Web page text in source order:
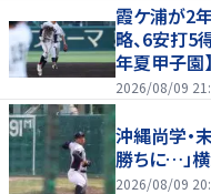
霞ケ浦が2
略、6安打5
年夏甲子園】
2026/08/09
沖縄尚学・
勝ちに…」
2026/08/09